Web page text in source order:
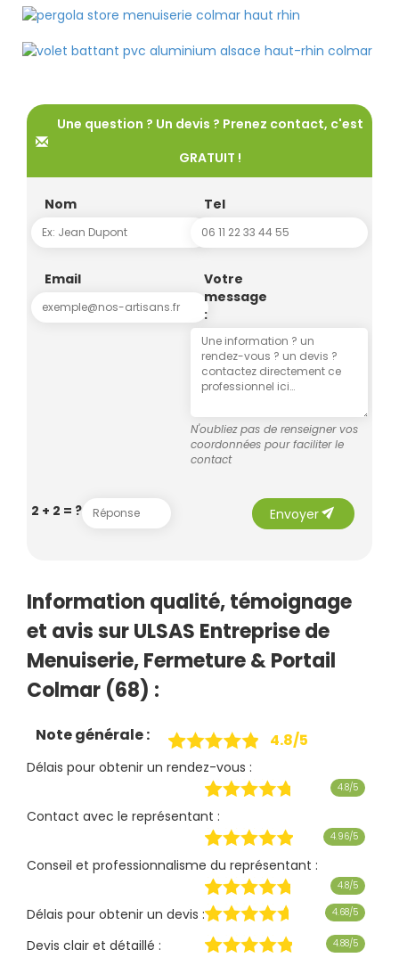
Une question ? Un devis ? Prenez contact, c'est
GRATUIT !
Nom Tel
Email
Votre
message
:
N'oubliez pas de renseigner vos
coordonnées pour faciliter le
contact
2 + 2 = ? Envoyersend
Information qualité, témoignage
et avis sur ULSAS Entreprise de
Menuiserie, Fermeture & Portail
Colmar (68) :
Note générale : 4.8/5
Délais pour obtenir un rendez-vous :
4.8/5
Contact avec le représentant :
4.96/5
Conseil et professionnalisme du représentant :
4.8/5
Délais pour obtenir un devis : 4.68/5
Devis clair et détaillé : 4.88/5